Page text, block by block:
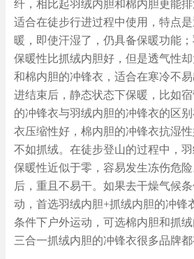
纤，相比起羽绒内胆和棉内胆更能
适合在徒步行进过程中使用，特点
暖，即使汗湿了，仍具备保暖功能；
保暖性比抓绒内胆好，但是透气性
和棉内胆的冲锋衣，适合在寒冷不
进结束后，静态状态下保暖，比如
的冲锋衣与羽绒内胆的冲锋衣的区
衣压缩性好，棉内胆的冲锋衣抗湿
不如抓绒。在徒步登山的过程中，羽
保暖性近似于零，容易发生冻伤危
后，重且不易干。如果去干燥气候
动，首选羽绒内胆+抓绒内胆的冲锋
条件下户外运动，可选棉内胆和抓
三合一抓绒内胆的冲锋衣很多品牌都